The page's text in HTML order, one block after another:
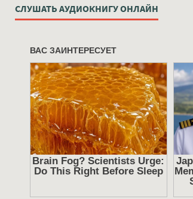
СЛУШАТЬ АУДИОКНИГУ ОНЛАЙН